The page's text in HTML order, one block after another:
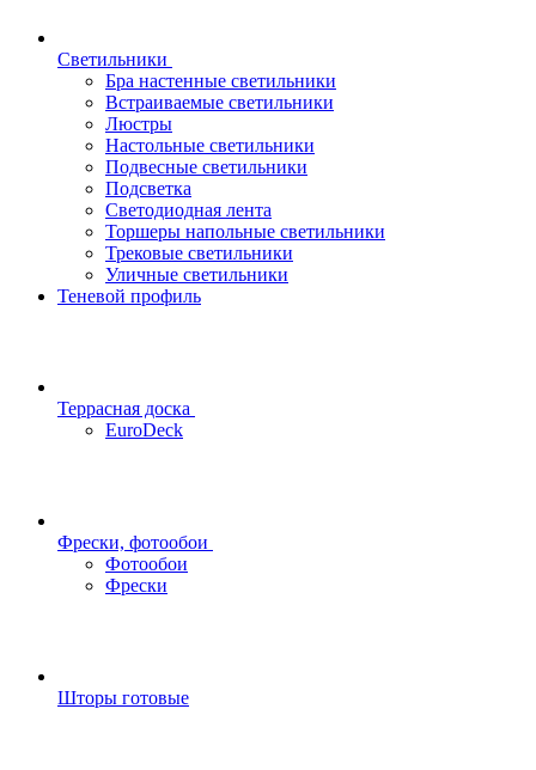
Светильники
Бра настенные светильники
Встраиваемые светильники
Люстры
Настольные светильники
Подвесные светильники
Подсветка
Светодиодная лента
Торшеры напольные светильники
Трековые светильники
Уличные светильники
Теневой профиль
Террасная доска
EuroDeck
Фрески, фотообои
Фотообои
Фрески
Шторы готовые